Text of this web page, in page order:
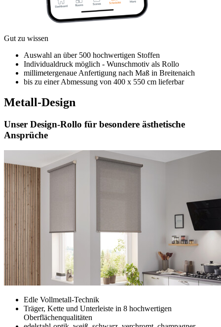
Gut zu wissen
Auswahl an über 500 hochwertigen Stoffen
Individualdruck möglich - Wunschmotiv als Rollo
millimetergenaue Anfertigung nach Maß in Breitenaich
bis zu einer Abmessung von 400 x 550 cm lieferbar
Metall-Design
Unser Design-Rollo für besondere ästhetische
Ansprüche
Edle Vollmetall-Technik
Träger, Kette und Unterleiste in 8 hochwertigen
Oberflächenqualitäten